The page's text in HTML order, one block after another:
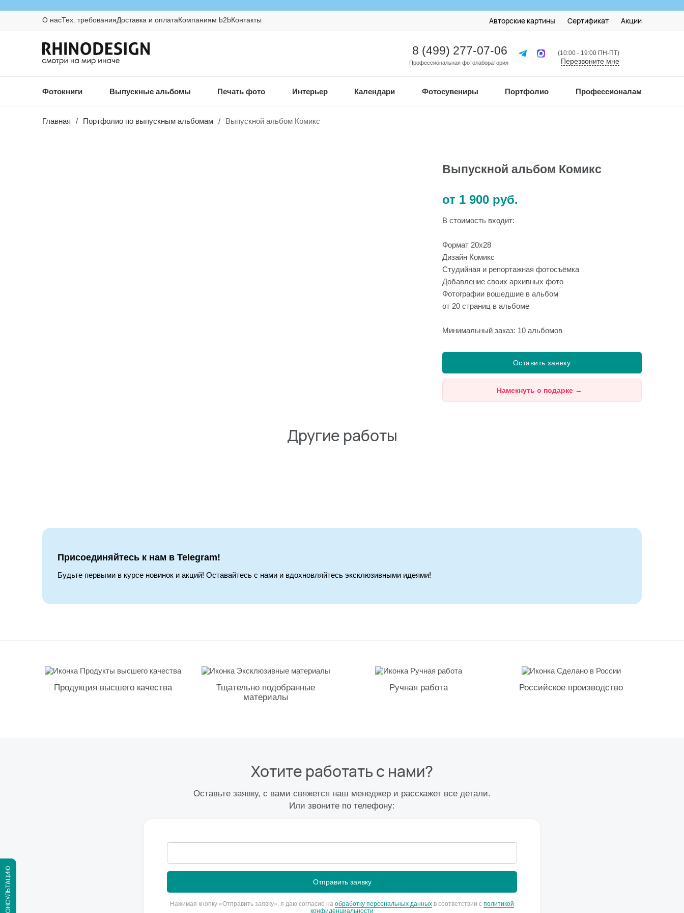
О насТех. требованияДоставка и оплатаКомпаниям b2bКонтакты Авторские картины Сертификат Акции
8 (499) 277-07-06
Профессиональная фотолаборатория
(10:00 - 19:00 ПН-ПТ)
Перезвоните мне
Фотокниги Выпускные альбомы Печать фото Интерьер Календари Фотосувениры Портфолио Профессионалам
Главная / Портфолио по выпускным альбомам / Выпускной альбом Комикс
Выпускной альбом Комикс
от 1 900 руб.
В стоимость входит:
Формат 20x28
Дизайн Комикс
Студийная и репортажная фотосъёмка
Добавление своих архивных фото
Фотографии вошедшие в альбом
от 20 страниц в альбоме
Минимальный заказ: 10 альбомов
Оставить заявку
Намекнуть о подарке →
Другие работы
Присоединяйтесь к нам в Telegram!
Будьте первыми в курсе новинок и акций! Оставайтесь с нами и вдохновляйтесь эксклюзивными идеями!
Продукция высшего качества
Тщательно подобранные
материалы
Ручная работа Российское производство
Хотите работать с нами?
Оставьте заявку, с вами свяжется наш менеджер и расскажет все детали.
Или звоните по телефону:
Нажимая кнопку «Отправить заявку», я даю согласие на обработку персональных данных в соответствии с политикой
конфиденциальности